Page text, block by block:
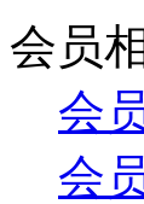
会员
会
会